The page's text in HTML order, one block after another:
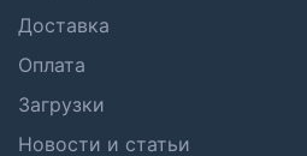
Доставка
Оплата
Загрузки
Новости и статьи